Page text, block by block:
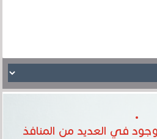
في العديد من المنافذ